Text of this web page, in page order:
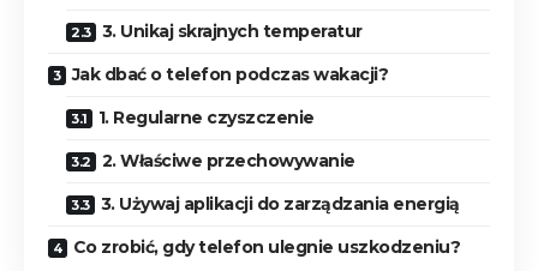
3. Unikaj skrajnych temperatur
Jak dbać o telefon podczas wakacji?
1. Regularne czyszczenie
2. Właściwe przechowywanie
3. Używaj aplikacji do zarządzania energią
Co zrobić, gdy telefon ulegnie uszkodzeniu?